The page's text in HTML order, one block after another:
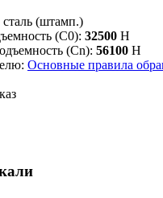
сталь (штамп.)
(C0): 32500 Н
(Cn): 56100 Н
Основные правила